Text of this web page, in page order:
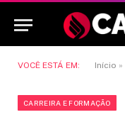
VOCÊ ESTÁ EM: Início »
CARREIRA E FORMAÇÃO